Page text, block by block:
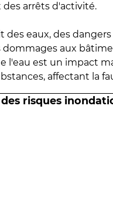
arrêts d'activité.
des eaux, des
dommages aux
l'eau est un impact
affectant la
risques